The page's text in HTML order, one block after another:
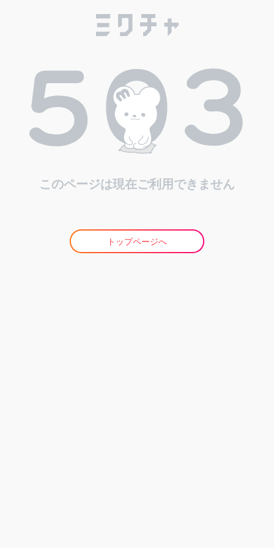
このページは現在ご利用できません